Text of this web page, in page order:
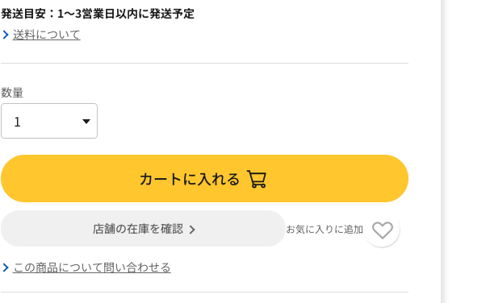
発送目安：1～3営業日以内に発送予定
送料について
数量
カートに入れる
店舗の在庫を確認 お気に入りに追加
この商品について問い合わせる